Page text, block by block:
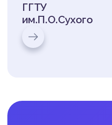
ГГТУ
им.П.О.Сухого